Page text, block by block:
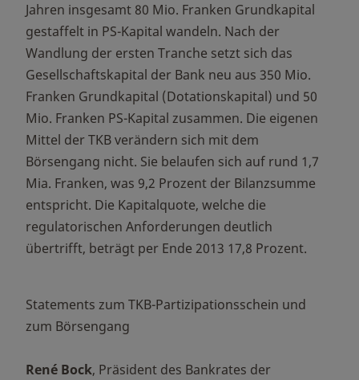
Jahren insgesamt 80 Mio. Franken Grundkapital
gestaffelt in PS-Kapital wandeln. Nach der
Wandlung der ersten Tranche setzt sich das
Gesellschaftskapital der Bank neu aus 350 Mio.
Franken Grundkapital (Dotationskapital) und 50
Mio. Franken PS-Kapital zusammen. Die eigenen
Mittel der TKB verändern sich mit dem
Börsengang nicht. Sie belaufen sich auf rund 1,7
Mia. Franken, was 9,2 Prozent der Bilanzsumme
entspricht. Die Kapitalquote, welche die
regulatorischen Anforderungen deutlich
übertrifft, beträgt per Ende 2013 17,8 Prozent.
Statements zum TKB-Partizipationsschein und
zum Börsengang
René Bock, Präsident des Bankrates der